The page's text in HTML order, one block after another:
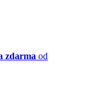
zdarma od